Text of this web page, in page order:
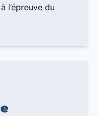
l’épreuve du